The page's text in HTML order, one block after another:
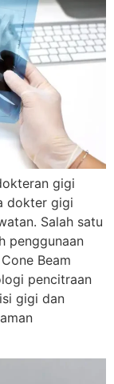
gigi
dokter gigi
Salah satu
penggunaan
Beam
pencitraan
gigi dan